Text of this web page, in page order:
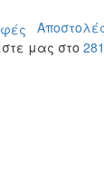
μας στο